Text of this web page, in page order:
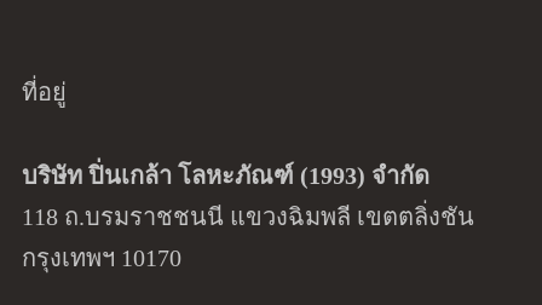
ที่อยู่
บริษัท ปิ่นเกล้า โลหะภัณฑ์ (1993) จำกัด
118 ถ.บรมราชชนนี แขวงฉิมพลี เขตตลิ่งชัน
กรุงเทพฯ 10170